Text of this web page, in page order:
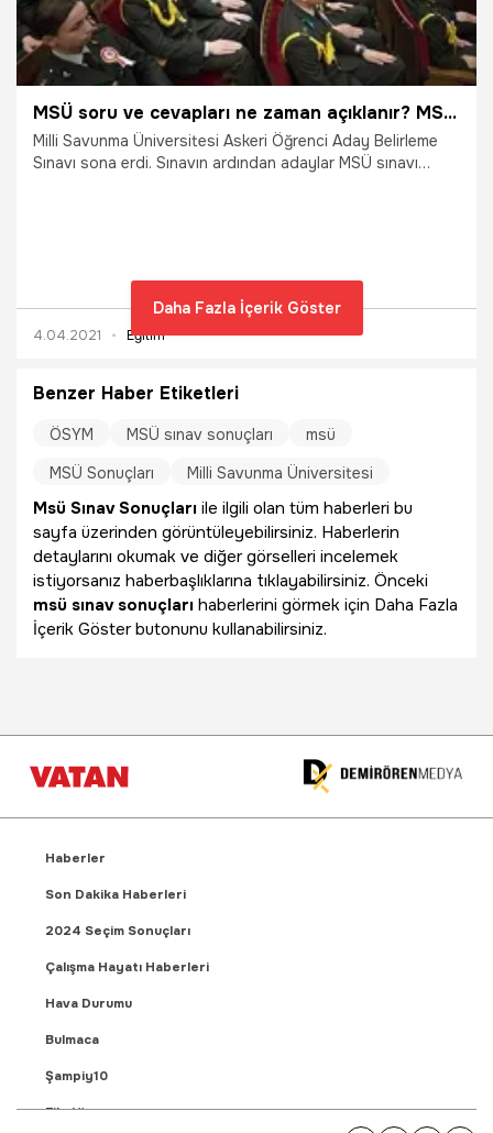
MSÜ soru ve cevapları ne zaman açıklanır? MSÜ sonuçları ne zaman açıklanır?
Milli Savunma Üniversitesi Askeri Öğrenci Aday Belirleme
Sınavı sona erdi. Sınavın ardından adaylar MSÜ sınavı
4.04.2021 Eğitim
Daha Fazla İçerik Göster
Benzer Haber Etiketleri
ÖSYM MSÜ sınav sonuçları
msü
MSÜ Sonuçları
Milli Savunma Üniversitesi
Msü Sınav Sonuçları ile ilgili olan tüm haberleri bu
sayfa üzerinden görüntüleyebilirsiniz. Haberlerin
detaylarını okumak ve diğer görselleri incelemek
istiyorsanız haberbaşlıklarına tıklayabilirsiniz. Önceki
msü sınav sonuçları haberlerini görmek için Daha Fazla
İçerik Göster butonunu kullanabilirsiniz.
Haberler
Son Dakika Haberleri
2024 Seçim Sonuçları
Çalışma Hayatı Haberleri
Hava Durumu
Bulmaca
Şampiy10
Fikstür